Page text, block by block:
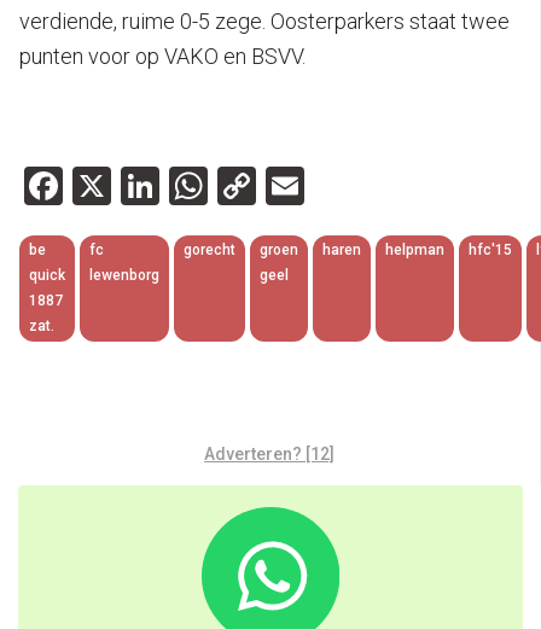
verdiende, ruime 0-5 zege. Oosterparkers staat twee
punten voor op VAKO en BSVV.
Facebook
X LinkedIn
WhatsApp
Copy
Link
be
quick
1887
zat.
fc
lewenborg
gorecht
groen
geel
haren helpman hfc'15
Adverteren? [12]